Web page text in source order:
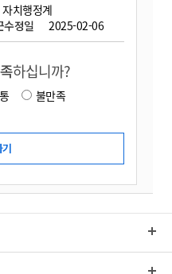
치행정계
수정일 2025-02-06
하십니까?
불만족